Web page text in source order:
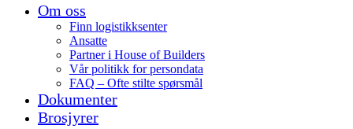
Om oss
Finn logistikksenter
Ansatte
Partner i House of Builders
Vår politikk for persondata
FAQ – Ofte stilte spørsmål
Dokumenter
Brosjyrer